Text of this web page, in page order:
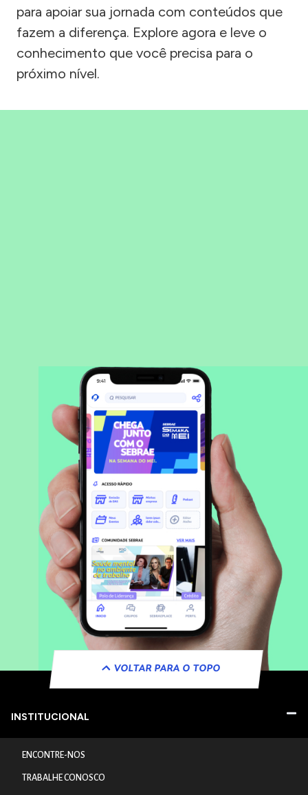
para apoiar sua jornada com conteúdos que
fazem a diferença. Explore agora e leve o
conhecimento que você precisa para o
próximo nível.
VOLTAR PARA O TOPO
INSTITUCIONAL
ENCONTRE-NOS
TRABALHE CONOSCO